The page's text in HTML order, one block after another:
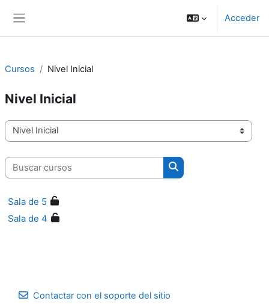
Acceder
Cursos Nivel Inicial
Nivel Inicial
Categorías
Buscar cursos
Buscar cursos
Sala de 5
Sala de 4
Contactar con el soporte del sitio